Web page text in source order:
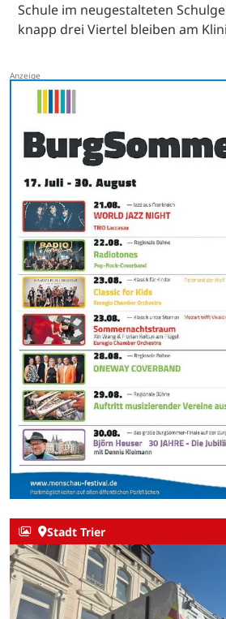
Schule im neugestalteten
knapp drei Viertel bleiben am
Stadt Trier